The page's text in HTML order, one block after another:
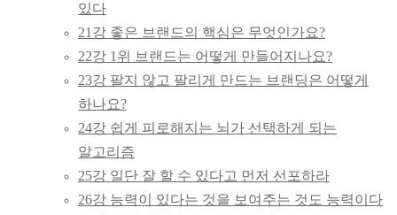
있다
21강 좋은 브랜드의 핵심은 무엇인가요?
22강 1위 브랜드는 어떻게 만들어지나요?
23강 팔지 않고 팔리게 만드는 브랜딩은 어떻게
하나요?
24강 쉽게 피로해지는 뇌가 선택하게 되는
알고리즘
25강 일단 잘 할 수 있다고 먼저 선포하라
26강 능력이 있다는 것을 보여주는 것도 능력이다